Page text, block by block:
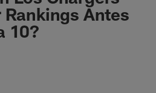
Antes
10?